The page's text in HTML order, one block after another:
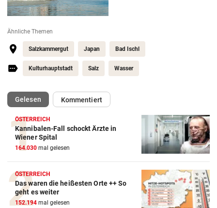
Ähnliche Themen
Salzkammergut Japan Bad Ischl
Kulturhauptstadt Salz Wasser
Gelesen(ausgewählt)Kommentiert
ÖSTERREICH
Kannibalen-Fall schockt Ärzte in
Wiener Spital
164.030 mal gelesen
ÖSTERREICH
Das waren die heißesten Orte ++ So
geht es weiter
152.194 mal gelesen